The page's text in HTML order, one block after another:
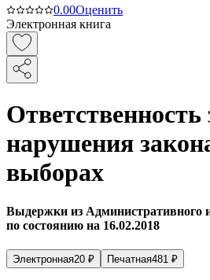
0.00Оценить
Электронная книга
Ответственность
нарушения
выборах
Выдержки из Административного
по состоянию на 16.02.2018
Электронная20 ₽ Печатная481 ₽